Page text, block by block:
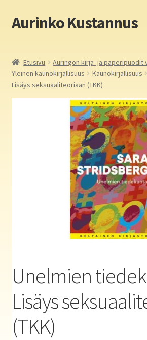
Siirry
navigointiin
Siirry
sisältöön
Aurinko Kustannus
Yritys
Aurinko Kustannus: kirjat
Auringon kirja- ja paperipuodit
Haluatko kirjailijaksi?
Etusivu Auringon kirja- ja paperipuodit
Yleinen kaunokirjallisuus
Kaunokirjallisuus
Lisäys seksuaaliteoriaan (TKK)
Unelmien
Lisäys
(TKK)